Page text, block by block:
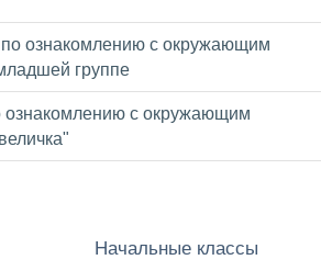
по ознакомлению с окружающим
группе
ознакомлению с окружающим
Начальные классы